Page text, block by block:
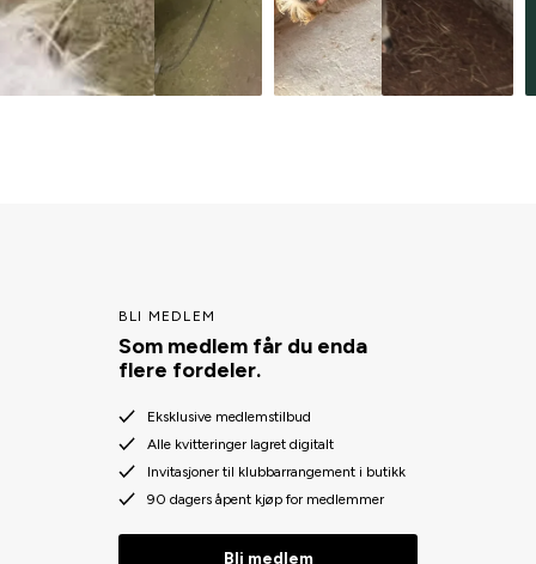
BLI MEDLEM
Som medlem får du enda
flere fordeler.
Eksklusive medlemstilbud
Alle kvitteringer lagret digitalt
Invitasjoner til klubbarrangement i butikk
90 dagers åpent kjøp for medlemmer
Bli medlem